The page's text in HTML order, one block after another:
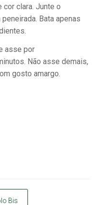
cor clara. Junte o
Bata apenas
asse por
Não asse demais,
gosto amargo.
Bis